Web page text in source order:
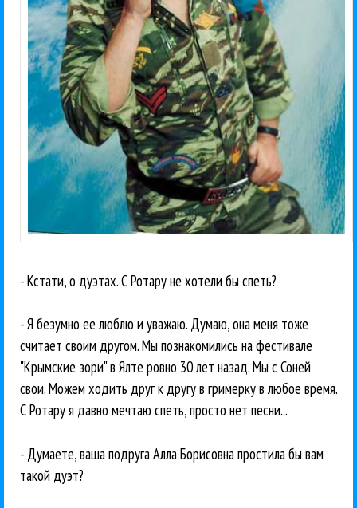
- Кстати, о дуэтах. С Ротару не хотели бы спеть?
- Я безумно ее люблю и уважаю. Думаю, она меня тоже
считает своим другом. Мы познакомились на фестивале
"Крымские зори" в Ялте ровно 30 лет назад. Мы с Соней
свои. Можем ходить друг к другу в гримерку в любое время.
С Ротару я давно мечтаю спеть, просто нет песни...
- Думаете, ваша подруга Алла Борисовна простила бы вам
такой дуэт?